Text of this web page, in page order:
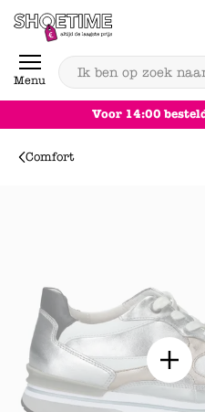
Skip to content
Menu
Comfort